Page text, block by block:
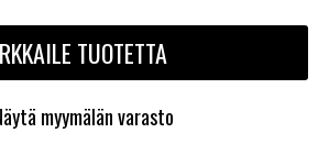
TUOTETTA
myymälän varasto